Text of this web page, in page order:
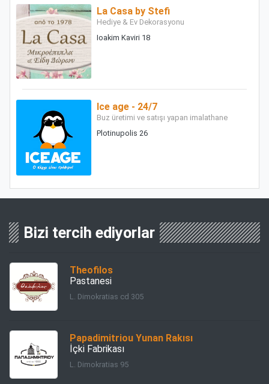
La Casa by Stefi
Hediye & Ev Dekorasyonu
Ioakim Kaviri 18
Ice age - 24/7
Buz üretimi ve satışı yapan imalathane
Plotinupolis 26
Bizi tercih ediyorlar
Theofilos
Pastanesi
L. Dimokratias cd 305
Papadimitriou Yunan Rakısı
İçki Fabrikası
L. Dimokratias 95